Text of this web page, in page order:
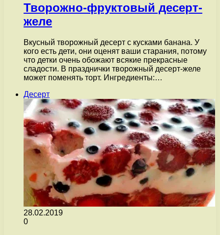
Творожно-фруктовый десерт-
желе
Вкусный творожный десерт с кусками банана. У
кого есть дети, они оценят ваши старания, потому
что детки очень обожают всякие прекрасные
сладости. В празднички творожный десерт-желе
может поменять торт. Ингредиенты:…
Десерт
28.02.2019
0